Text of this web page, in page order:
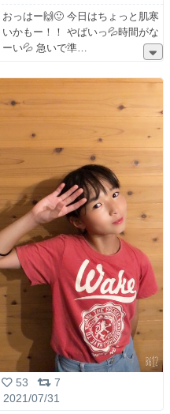
おっはー🙌🙂 今日はちょっと肌寒
いかもー！！ やばいっ💦時間がな
ーい💦 急いで準
53
7
2021/07/31